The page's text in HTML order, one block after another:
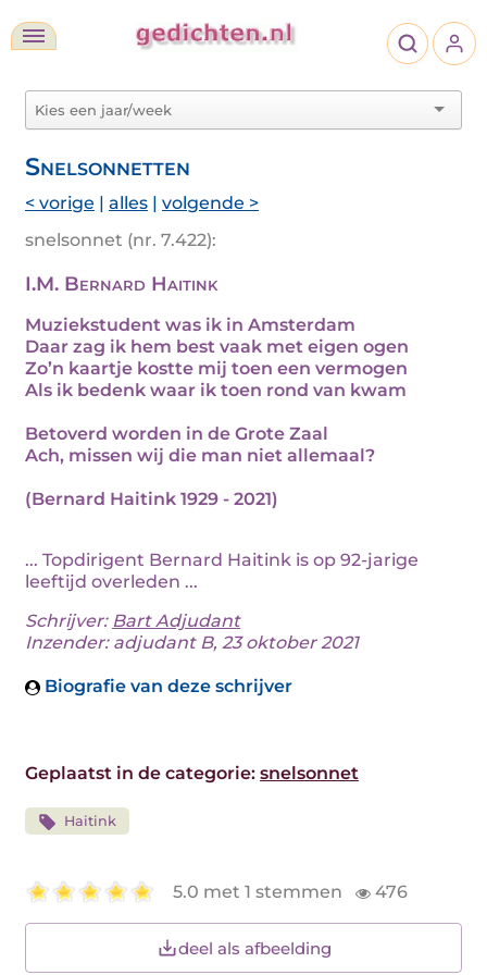
Snelsonnetten
< vorige | alles | volgende >
snelsonnet (nr. 7.422):
I.M. Bernard Haitink
Muziekstudent was ik in Amsterdam
Daar zag ik hem best vaak met eigen ogen
Zo’n kaartje kostte mij toen een vermogen
Als ik bedenk waar ik toen rond van kwam
Betoverd worden in de Grote Zaal
Ach, missen wij die man niet allemaal?
(Bernard Haitink 1929 - 2021)
... Topdirigent Bernard Haitink is op 92-jarige
leeftijd overleden ...
Schrijver: Bart Adjudant
Inzender: adjudant B, 23 oktober 2021
Biografie van deze schrijver
Geplaatst in de categorie: snelsonnet
Haitink
5.0 met 1 stemmen 476
deel als afbeelding